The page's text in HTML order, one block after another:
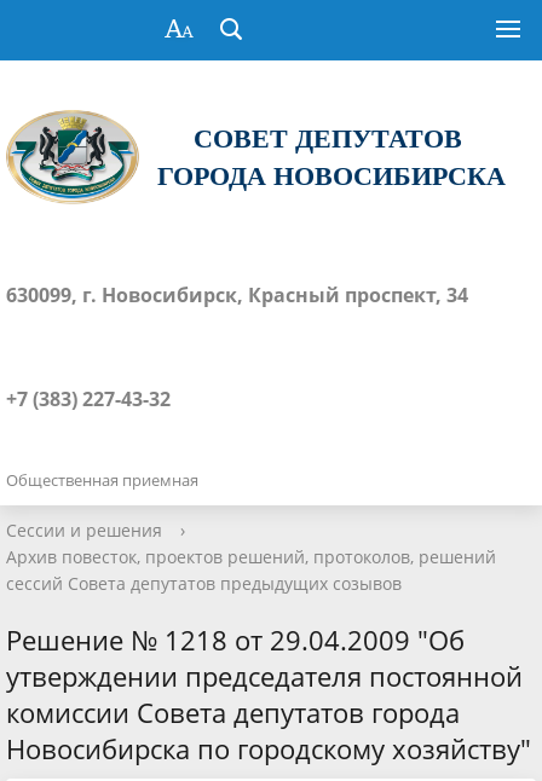
СОВЕТ ДЕПУТАТОВ
ГОРОДА НОВОСИБИРСКА
630099, г. Новосибирск, Красный проспект, 34
+7 (383) 227-43-32
Общественная приемная
Сессии и решения
›
Архив повесток, проектов решений, протоколов, решений
сессий Совета депутатов предыдущих созывов
Решение № 1218 от 29.04.2009 "Об
утверждении председателя постоянной
комиссии Совета депутатов города
Новосибирска по городскому хозяйству"